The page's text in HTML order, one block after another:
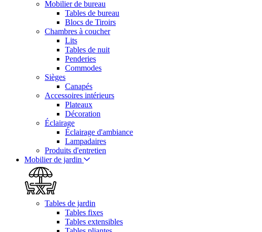
Mobilier de bureau
Tables de bureau
Blocs de Tiroirs
Chambres à coucher
Lits
Tables de nuit
Penderies
Commodes
Sièges
Canapés
Accessoires intérieurs
Plateaux
Décoration
Éclairage
Éclairage d'ambiance
Lampadaires
Produits d'entretien
Mobilier de jardin
Tables de jardin
Tables fixes
Tables extensibles